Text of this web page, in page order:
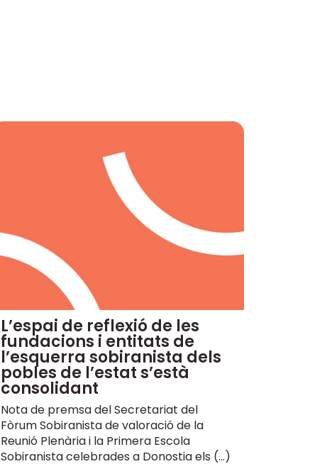
L’espai de reflexió de les
fundacions i entitats de
l’esquerra sobiranista dels
pobles de l’estat s’està
consolidant
Nota de premsa del Secretariat del
Fòrum Sobiranista de valoració de la
Reunió Plenària i la Primera Escola
Sobiranista celebrades a Donostia els (…)